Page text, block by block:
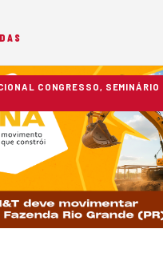
CONGRESSO, SEMINÁRIO